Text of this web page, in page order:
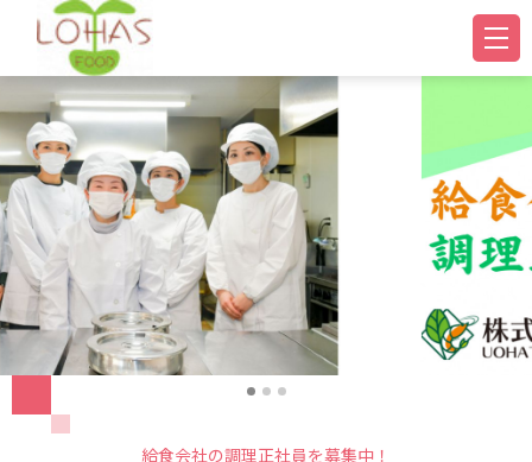
給食会社の調理正社員を募集中！